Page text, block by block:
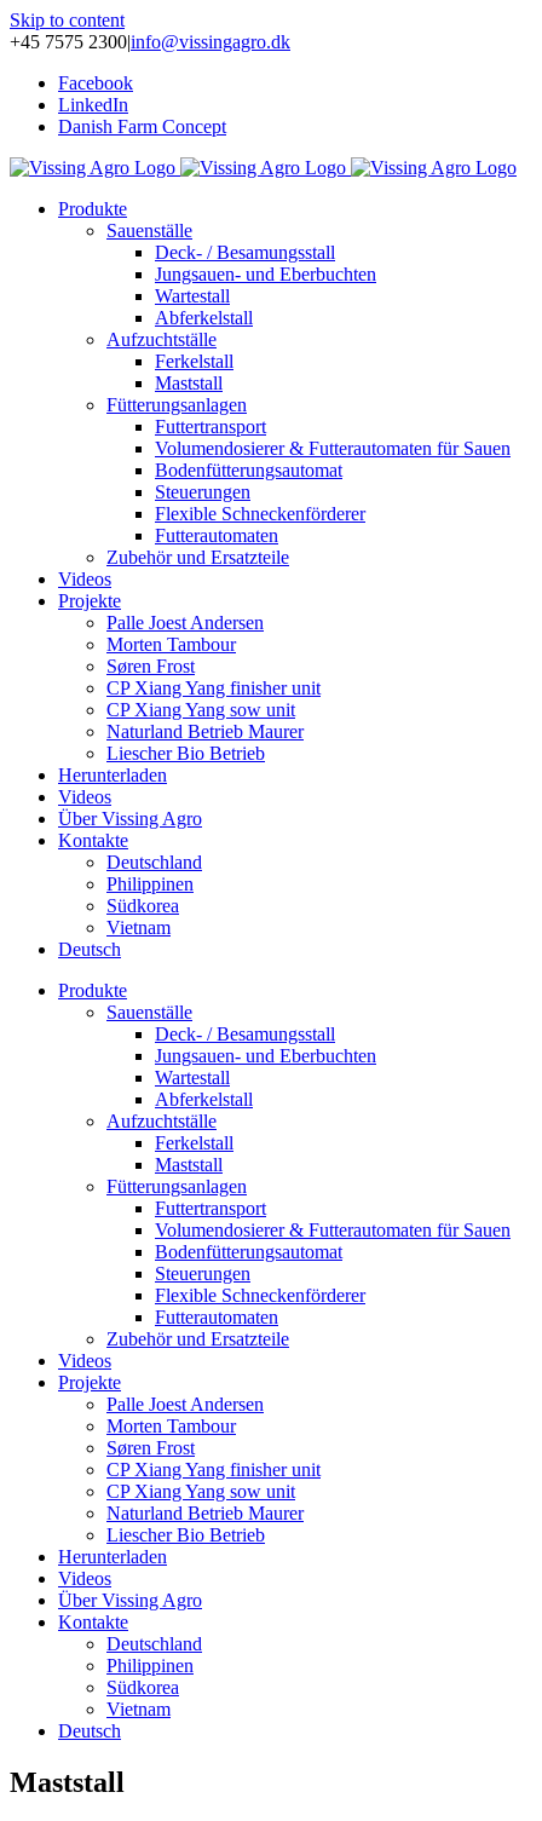
Skip to content
+45 7575 2300|info@vissingagro.dk
Facebook
LinkedIn
Danish Farm Concept
Produkte
Sauenställe
Deck- / Besamungsstall
Jungsauen- und Eberbuchten
Wartestall
Abferkelstall
Aufzuchtställe
Ferkelstall
Maststall
Fütterungsanlagen
Futtertransport
Volumendosierer & Futterautomaten für Sauen
Bodenfütterungsautomat
Steuerungen
Flexible Schneckenförderer
Futterautomaten
Zubehör und Ersatzteile
Videos
Projekte
Palle Joest Andersen
Morten Tambour
Søren Frost
CP Xiang Yang finisher unit
CP Xiang Yang sow unit
Naturland Betrieb Maurer
Liescher Bio Betrieb
Herunterladen
Videos
Über Vissing Agro
Kontakte
Deutschland
Philippinen
Südkorea
Vietnam
Deutsch
Produkte
Sauenställe
Deck- / Besamungsstall
Jungsauen- und Eberbuchten
Wartestall
Abferkelstall
Aufzuchtställe
Ferkelstall
Maststall
Fütterungsanlagen
Futtertransport
Volumendosierer & Futterautomaten für Sauen
Bodenfütterungsautomat
Steuerungen
Flexible Schneckenförderer
Futterautomaten
Zubehör und Ersatzteile
Videos
Projekte
Palle Joest Andersen
Morten Tambour
Søren Frost
CP Xiang Yang finisher unit
CP Xiang Yang sow unit
Naturland Betrieb Maurer
Liescher Bio Betrieb
Herunterladen
Videos
Über Vissing Agro
Kontakte
Deutschland
Philippinen
Südkorea
Vietnam
Deutsch
Maststall